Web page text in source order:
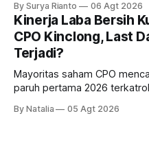
bank ke depannya?
By Surya Rianto 06 Agt 2026
Kinerja Laba Bersih
CPO Kinclong, Last
Terjadi?
Mayoritas saham CPO
paruh pertama 2026
diprediksi semakin terlihat
By Natalia 05 Agt 2026